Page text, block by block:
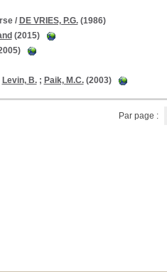
/ DE VRIES, P.G.(1986)
(2015)
Levin, B.; Paik, M.C.(2003)
Par page :